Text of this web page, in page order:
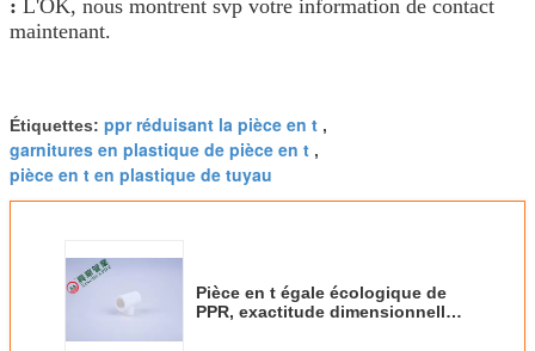
: L'OK, nous montrent svp votre information de contact
maintenant.
Étiquettes: ppr réduisant la pièce en t ,
garnitures en plastique de pièce en t ,
pièce en t en plastique de tuyau
Pièce en t égale écologique de
PPR, exactitude dimensionnelle